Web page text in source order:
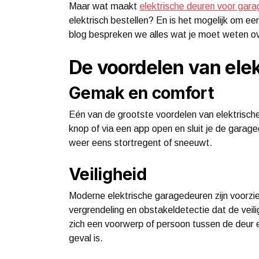
Maar wat maakt elektrische deuren voor
elektrisch bestellen? En is het mogelijk om
blog bespreken we alles wat je moet weten
De voordelen van
Gemak en comfort
Eén van de grootste voordelen van
knop of via een app open en sluit je de
weer eens stortregent of sneeuwt.
Veiligheid
Moderne elektrische garagedeuren zijn
vergrendeling en obstakeldetectie dat de
zich een voorwerp of persoon tussen de
geval is.